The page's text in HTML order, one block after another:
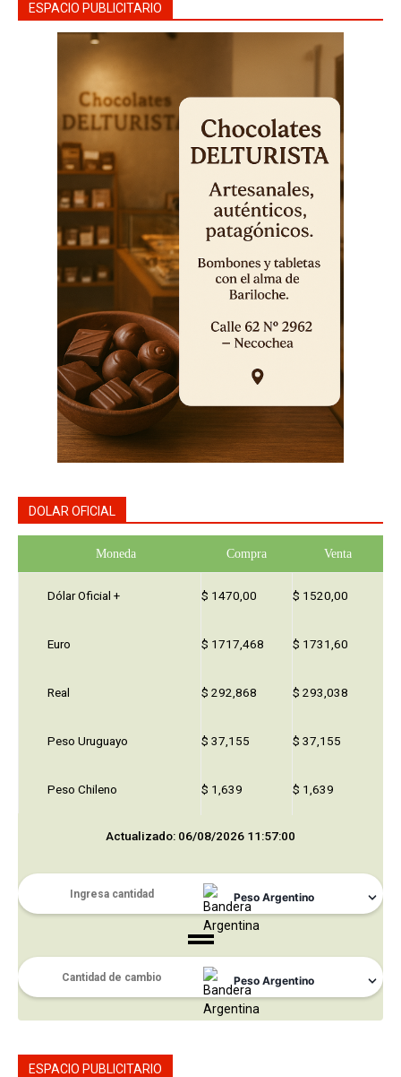
ESPACIO PUBLICITARIO
DOLAR OFICIAL
Moneda Compra Venta
Dólar Oficial + $ 1470,00 $ 1520,00
Euro $ 1717,468 $ 1731,60
Real $ 292,868 $ 293,038
Peso Uruguayo $ 37,155 $ 37,155
Peso Chileno $ 1,639 $ 1,639
Actualizado: 06/08/2026 11:57:00
ESPACIO PUBLICITARIO